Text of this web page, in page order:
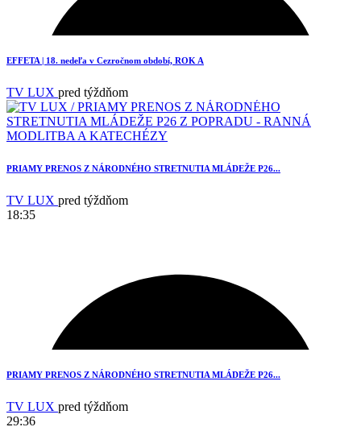
1
EFFETA | 18. nedeľa v Cezročnom období, ROK A
TV LUX pred týždňom
PRIAMY PRENOS Z NÁRODNÉHO STRETNUTIA MLÁDEŽE P26...
TV LUX pred týždňom
18:35
PRIAMY PRENOS Z NÁRODNÉHO STRETNUTIA MLÁDEŽE P26...
TV LUX pred týždňom
29:36